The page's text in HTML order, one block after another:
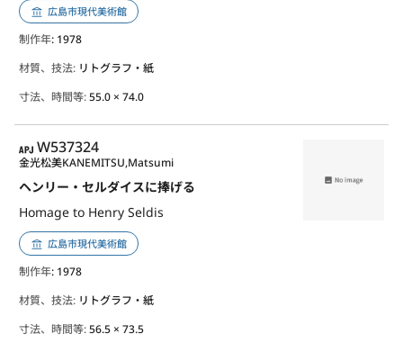
広島市現代美術館
制作年: 1978
材質、技法: リトグラフ・紙
寸法、時間等:55.0 × 74.0
APJ
W537324
ヘンリー・セルダイスに捧げる
Homage to Henry Seldis
金光松美KANEMITSU,Matsumi
広島市現代美術館
制作年: 1978
材質、技法: リトグラフ・紙
寸法、時間等:56.5 × 73.5